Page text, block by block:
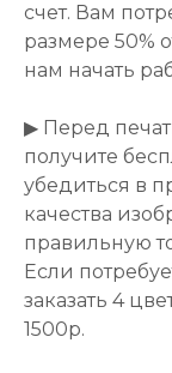
счет. Вам
размере 50%
нам начать
▶ Перед
получите
убедиться в
качества
правильную
Если
заказать 4
1500р.